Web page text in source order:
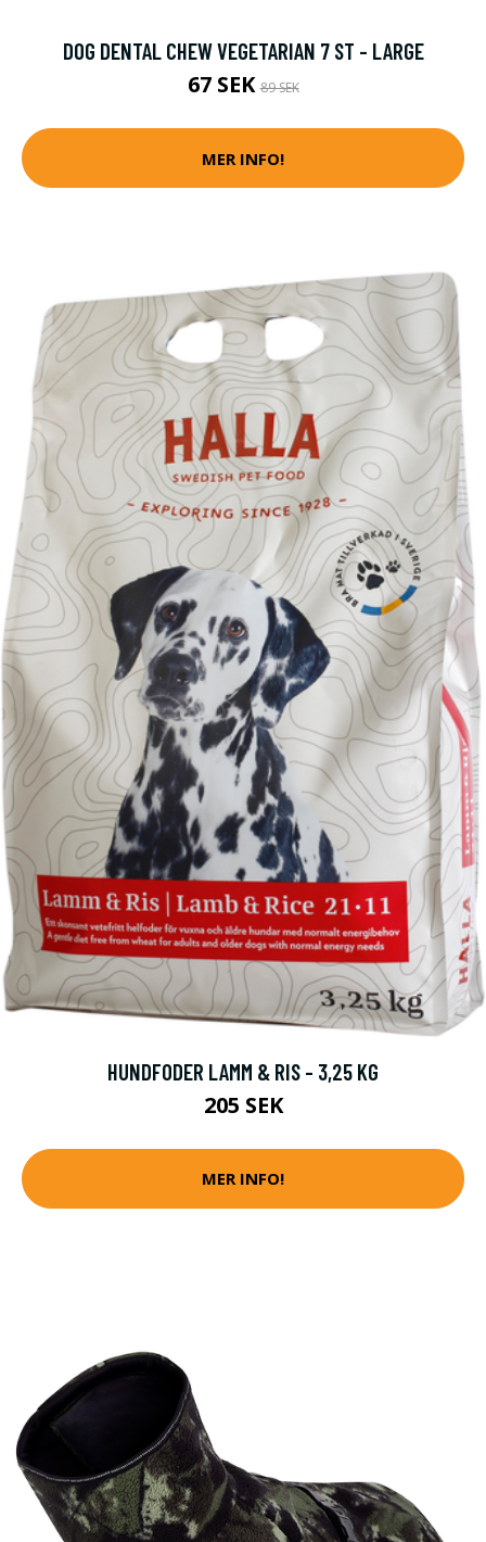
DOG DENTAL CHEW VEGETARIAN 7 ST - LARGE
67 SEK89 SEK
MER INFO!
HUNDFODER LAMM & RIS - 3,25 KG
205 SEK
MER INFO!